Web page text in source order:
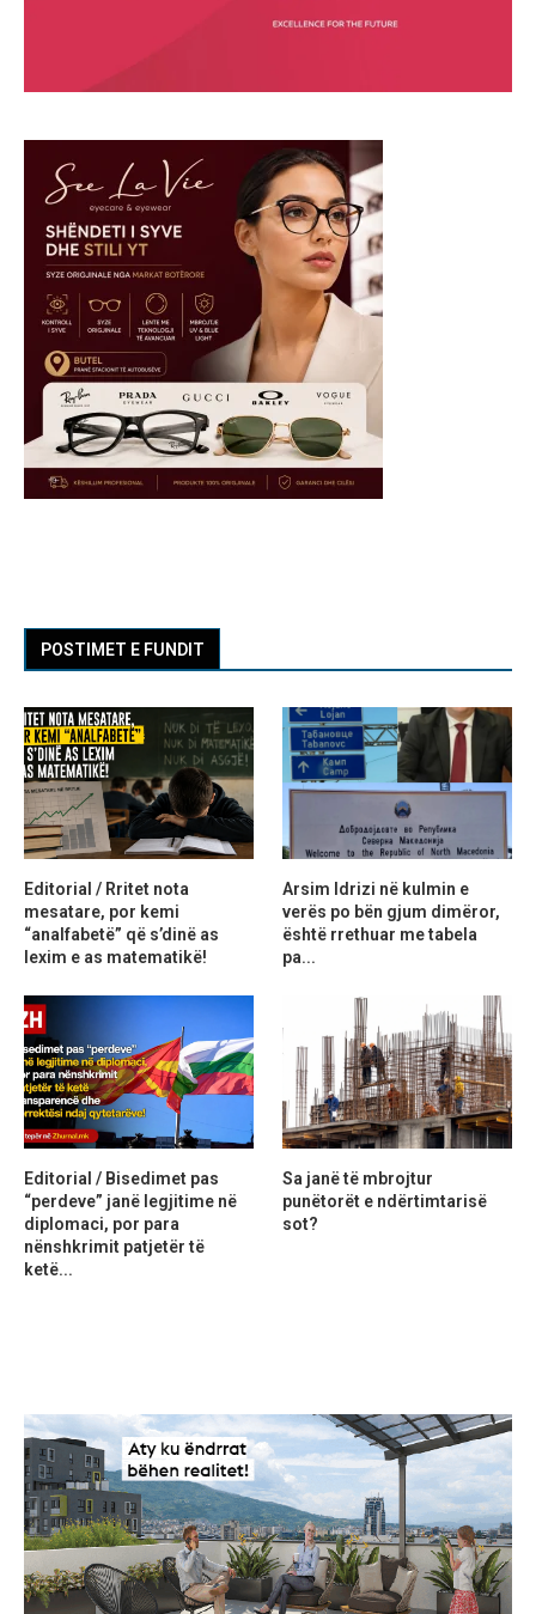
POSTIMET E FUNDIT
Editorial / Rritet nota
mesatare, por kemi
“analfabetë” që s’dinë as
lexim e as matematikë!
Arsim Idrizi në kulmin e
verës po bën gjum dimëror,
është rrethuar me tabela
pa...
Editorial / Bisedimet pas
“perdeve” janë legjitime në
diplomaci, por para
nënshkrimit patjetër të
ketë...
Sa janë të mbrojtur
punëtorët e ndërtimtarisë
sot?